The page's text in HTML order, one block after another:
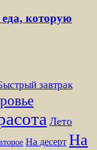
которую
завтрак
Лето
На десерт На